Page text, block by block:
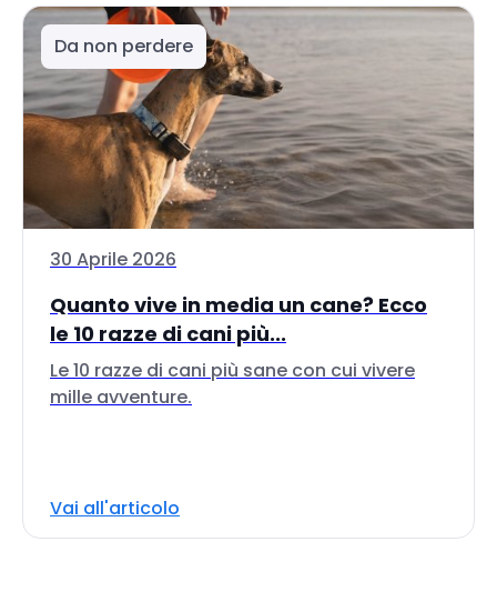
Da non perdere
30 Aprile 2026
Quanto vive in media un cane? Ecco
le 10 razze di cani più...
Le 10 razze di cani più sane con cui vivere
mille avventure.
Vai all'articolo